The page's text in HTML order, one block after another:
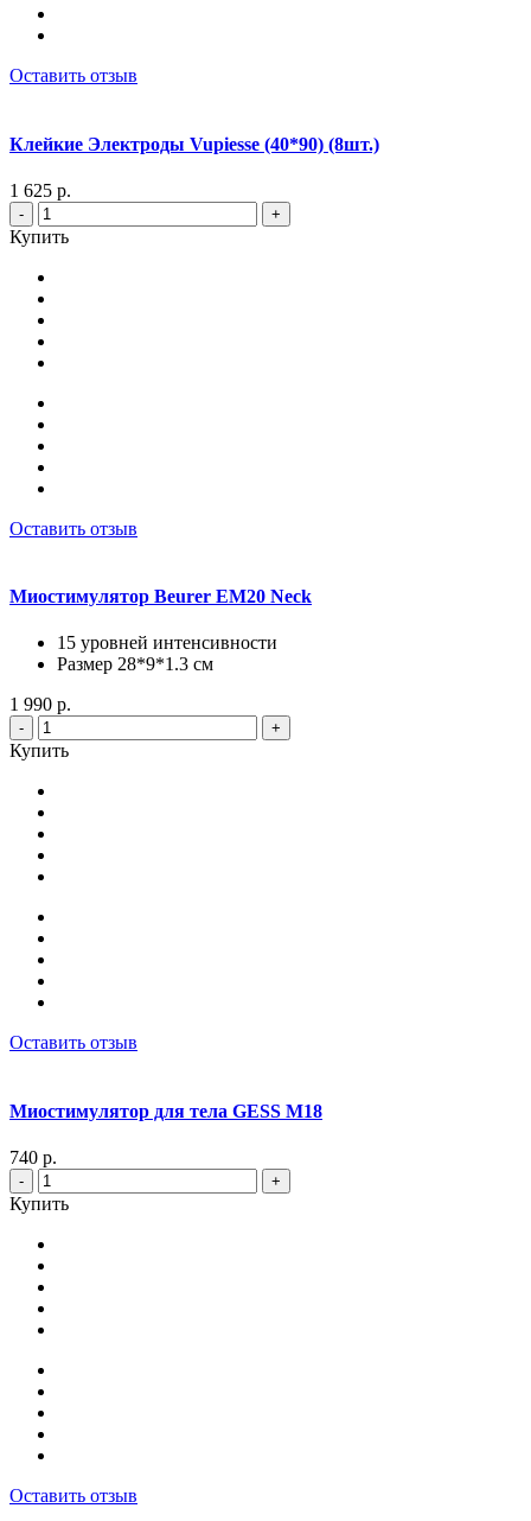
Оставить отзыв
Клейкие Электроды Vupiesse (40*90) (8шт.)
1 625 р.
- +
Купить
Оставить отзыв
Миостимулятор Beurer EM20 Neck
15 уровней интенсивности
Размер 28*9*1.3 cм
1 990 р.
- +
Купить
Оставить отзыв
Миостимулятор для тела GESS M18
740 р.
- +
Купить
Оставить отзыв